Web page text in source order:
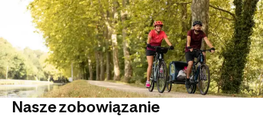
Nasze zobowiązanie